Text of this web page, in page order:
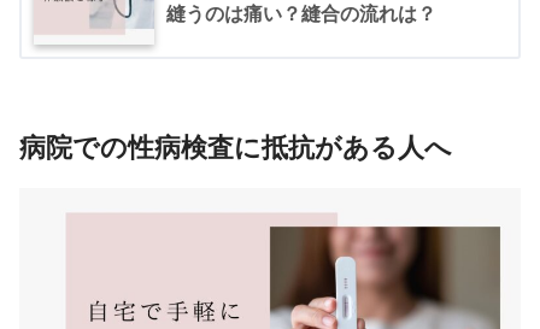
縫うのは痛い？縫合の流れは？
病院での性病検査に抵抗がある人へ